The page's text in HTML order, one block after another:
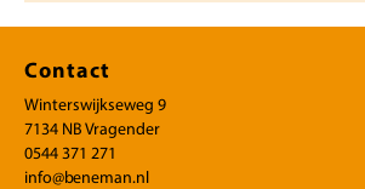
Contact
Winterswijkseweg 9
7134 NB Vragender
0544 371 271
info@beneman.nl